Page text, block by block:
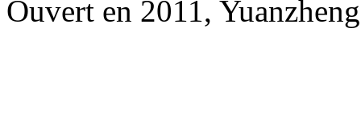
Ouvert en 2011,